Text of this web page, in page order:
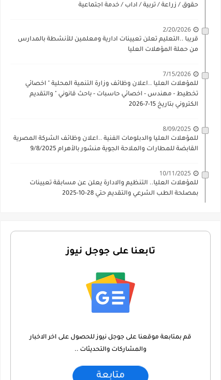
حقوق / زراعة / تربية / اداب / خدمة اجتماعية
2/20/2026
قريبا ..التعليم تعلن تعيينات ادارية ومعلمين للأنشطة بالمدارس
من حملة المؤهلات العليا
7/15/2026
للمؤهلات العليا ..اعلان وظائف وزارة التنمية المحلية " اخصائي
تخطيط - مهندس - اخصائي حاسبات - باحث قانوني " والتقديم
الكتروني بتاريخ 15-7-2026
8/09/2025
للمؤهلات العليا والدبلومات الفنية ..اعلان وظائف الشركة المصرية
القابضة للمطارات والملاحة الجوية منشور بالأهرام 9/8/2025
10/11/2025
للمؤهلات العليا.. التنظيم والادارة يعلن عن مسابقة تعيينات
بمصلحة الطب الشرعي والتقديم حتي 28-10-2025
تابعنا على جوجل نيوز
قم بمتابعة موقعنا على جوجل نيوز للحصول على اخر الاخبار
والمشاركات والتحديثات ..
متابعة